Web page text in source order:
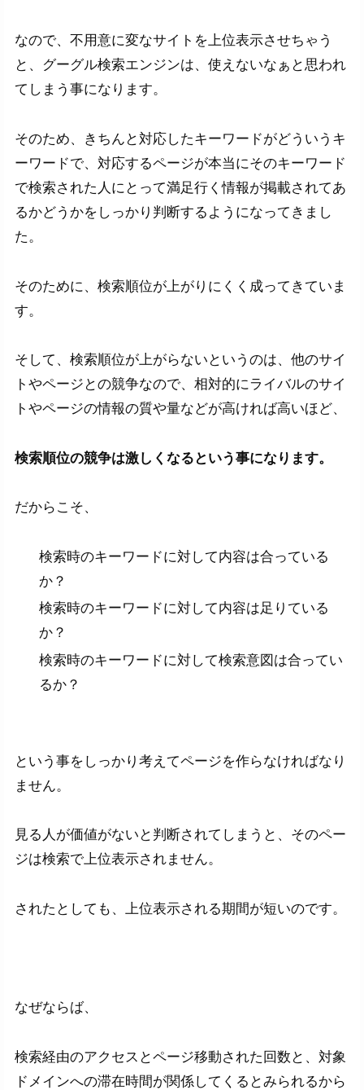
なので、不用意に変なサイトを上位表示させちゃう
と、グーグル検索エンジンは、使えないなぁと思われ
てしまう事になります。
そのため、きちんと対応したキーワードがどういうキ
ーワードで、対応するページが本当にそのキーワード
で検索された人にとって満足行く情報が掲載されてあ
るかどうかをしっかり判断するようになってきまし
た。
そのために、検索順位が上がりにくく成ってきていま
す。
そして、検索順位が上がらないというのは、他のサイ
トやページとの競争なので、相対的にライバルのサイ
トやページの情報の質や量などが高ければ高いほど、
検索順位の競争は激しくなるという事になります。
だからこそ、
検索時のキーワードに対して内容は合っている
か？
検索時のキーワードに対して内容は足りている
か？
検索時のキーワードに対して検索意図は合ってい
るか？
という事をしっかり考えてページを作らなければなり
ません。
見る人が価値がないと判断されてしまうと、そのペー
ジは検索で上位表示されません。
されたとしても、上位表示される期間が短いのです。
なぜならば、
検索経由のアクセスとページ移動された回数と、対象
ドメインへの滞在時間が関係してくるとみられるから